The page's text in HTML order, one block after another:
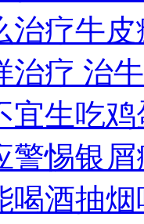
治疗牛皮
治疗 治
宜生吃鸡
警惕银
喝酒抽烟